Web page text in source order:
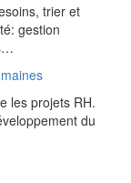
trier et
gestion
les projets RH.
du